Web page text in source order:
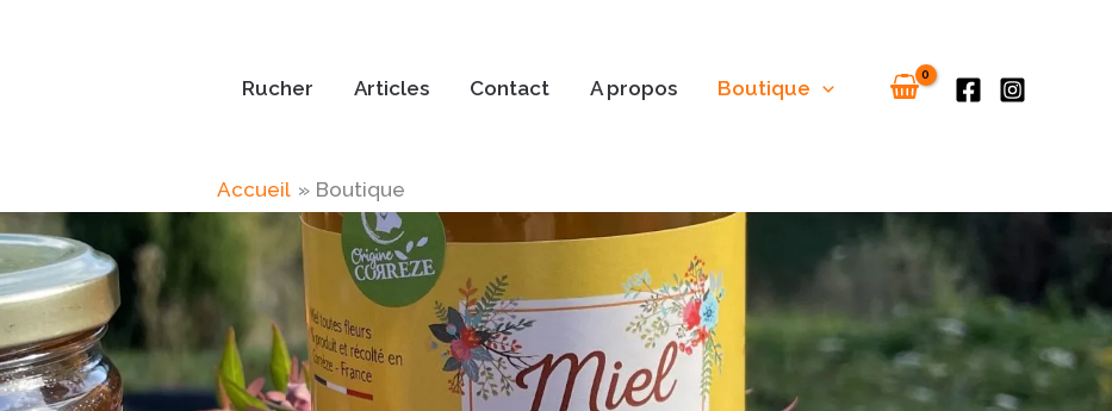
Rucher Articles Contact A propos Boutique
Accueil Boutique